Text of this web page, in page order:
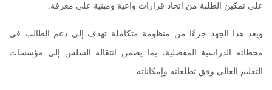
على تمكين الطلبة من اتخاذ قرارات واعية ومبنية على معرفة.
ويعد هذا الجهد جزءًا من منظومة متكاملة تهدف إلى دعم الطالب في
محطاته الدراسية المفصلية، بما يضمن انتقاله السلس إلى مؤسسات
التعليم العالي وفق تطلعاته وإمكاناته.